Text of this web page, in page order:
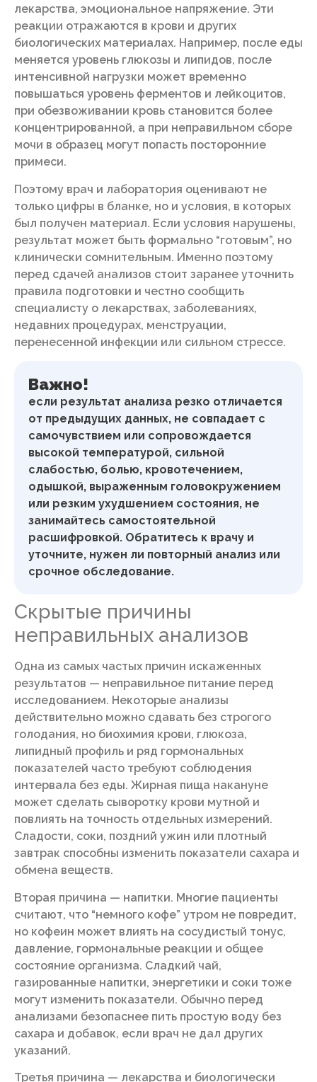
лекарства, эмоциональное напряжение. Эти
реакции отражаются в крови и других
биологических материалах. Например, после еды
меняется уровень глюкозы и липидов, после
интенсивной нагрузки может временно
повышаться уровень ферментов и лейкоцитов,
при обезвоживании кровь становится более
концентрированной, а при неправильном сборе
мочи в образец могут попасть посторонние
примеси.
Поэтому врач и лаборатория оценивают не
только цифры в бланке, но и условия, в которых
был получен материал. Если условия нарушены,
результат может быть формально “готовым”, но
клинически сомнительным. Именно поэтому
перед сдачей анализов стоит заранее уточнить
правила подготовки и честно сообщить
специалисту о лекарствах, заболеваниях,
недавних процедурах, менструации,
перенесенной инфекции или сильном стрессе.
Важно!
если результат анализа резко отличается
от предыдущих данных, не совпадает с
самочувствием или сопровождается
высокой температурой, сильной
слабостью, болью, кровотечением,
одышкой, выраженным головокружением
или резким ухудшением состояния, не
занимайтесь самостоятельной
расшифровкой. Обратитесь к врачу и
уточните, нужен ли повторный анализ или
срочное обследование.
Скрытые причины
неправильных анализов
Одна из самых частых причин искаженных
результатов — неправильное питание перед
исследованием. Некоторые анализы
действительно можно сдавать без строгого
голодания, но биохимия крови, глюкоза,
липидный профиль и ряд гормональных
показателей часто требуют соблюдения
интервала без еды. Жирная пища накануне
может сделать сыворотку крови мутной и
повлиять на точность отдельных измерений.
Сладости, соки, поздний ужин или плотный
завтрак способны изменить показатели сахара и
обмена веществ.
Вторая причина — напитки. Многие пациенты
считают, что “немного кофе” утром не повредит,
но кофеин может влиять на сосудистый тонус,
давление, гормональные реакции и общее
состояние организма. Сладкий чай,
газированные напитки, энергетики и соки тоже
могут изменить показатели. Обычно перед
анализами безопаснее пить простую воду без
сахара и добавок, если врач не дал других
указаний.
Третья причина — лекарства и биологически